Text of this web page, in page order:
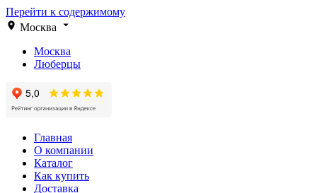
Перейти к содержимому
Москва
Москва
Люберцы
Главная
О компании
Каталог
Как купить
Доставка